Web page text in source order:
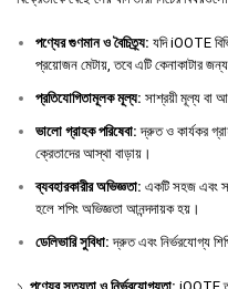
পণ্যের গুণমান ও বৈচিত্র্য: যদি iOOTE
প্রয়োজন মেটায়, তবে এটি কেনাকাটার
প্রতিযোগিতামূলক মূল্য: সাশ্রয়ী মূল্য বা
ভালো গ্রাহক পরিষেবা: দ্রুত ও কার্যকর
ক্রেতাদের আস্থা বাড়ায়।
ব্যবহারকারীর অভিজ্ঞতা: একটি সহজ এবং
হলে শপিং অভিজ্ঞতা আনন্দদায়ক হয়।
ডেলিভারি সুবিধা: দ্রুত এবং নির্ভরযোগ্য